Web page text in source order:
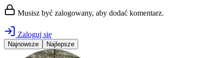
Musisz być zalogowany, aby dodać komentarz.
Zaloguj się
Najnowsze Najlepsze